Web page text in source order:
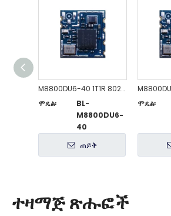
M8800DU6-40 1T1R 802.11a/b/g/n/ac/ax WiFi 6+B5.4 ሞጁል
ሞዴል፡
BL-
M8800DU6-
40
ጠይቅ
ሞዴል፡
ተዛማጅ ጽሑፎች